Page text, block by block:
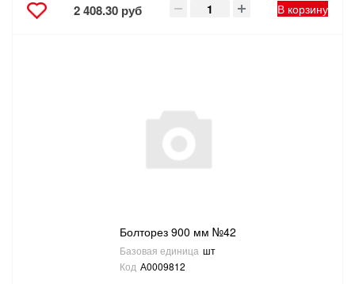
2 408.30 руб В корзину
Болторез 900 мм №42
Базовая единица шт
Код А0009812